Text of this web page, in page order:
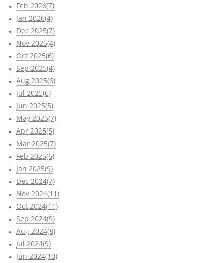
Feb 2026(7)
Jan 2026(4)
Dec 2025(7)
Nov 2025(4)
Oct 2025(6)
Sep 2025(4)
Aug 2025(6)
Jul 2025(6)
Jun 2025(5)
May 2025(7)
Apr 2025(5)
Mar 2025(7)
Feb 2025(6)
Jan 2025(9)
Dec 2024(7)
Nov 2024(11)
Oct 2024(11)
Sep 2024(9)
Aug 2024(8)
Jul 2024(9)
Jun 2024(10)